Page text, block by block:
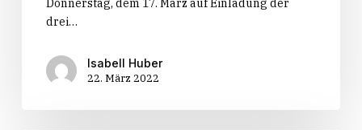
Thema
Neckarsulm
Donnerstag, dem 17. März auf Einladung der
drei…
Isabell Huber
22. März 2022